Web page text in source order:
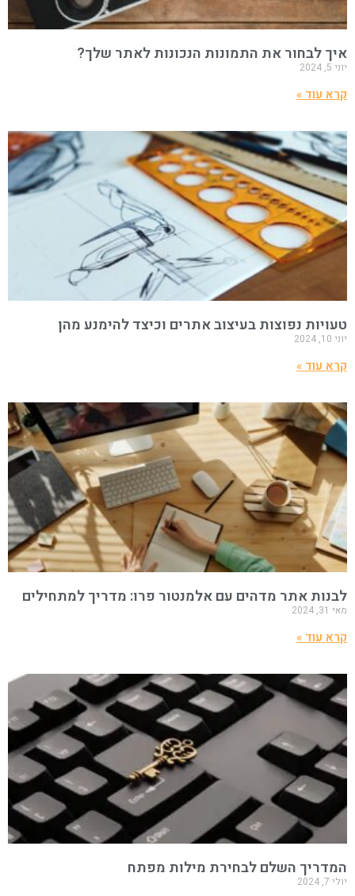
איך לבחור את התמונות הנכונות לאתר שלך?
יוני 5, 2024
קרא עוד »
טעויות נפוצות בעיצוב אתרים וכיצד להימנע מהן
יוני 10, 2024
קרא עוד »
לבנות אתר מדהים עם אלמנטור פרו: מדריך למתחילים
מאי 31, 2024
קרא עוד »
המדריך השלם לבחירת מילות מפתח
יולי 7, 2024